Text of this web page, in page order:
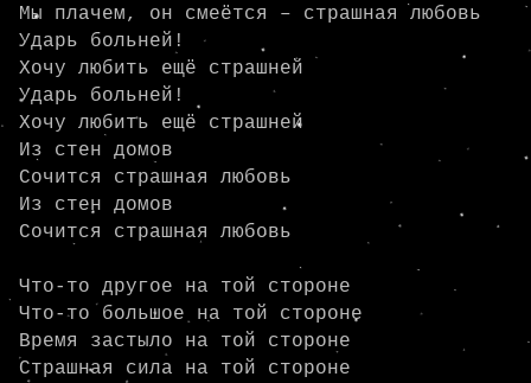
Мы плачем, он смеётся – страшная любовь
Ударь больней!
Хочу любить ещё страшней
Ударь больней!
Хочу любить ещё страшней
Из стен домов
Сочится страшная любовь
Из стен домов
Сочится страшная любовь
Что-то другое на той стороне
Что-то большое на той стороне
Время застыло на той стороне
Страшная сила на той стороне